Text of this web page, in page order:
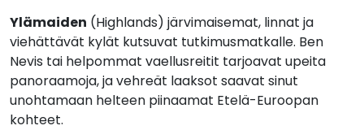
Ylämaiden (Highlands) järvimaisemat, linnat ja
viehättävät kylät kutsuvat tutkimusmatkalle. Ben
Nevis tai helpommat vaellusreitit tarjoavat upeita
panoraamoja, ja vehreät laaksot saavat sinut
unohtamaan helteen piinaamat Etelä-Euroopan
kohteet.